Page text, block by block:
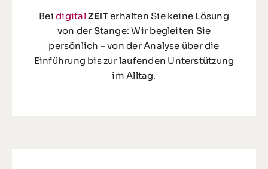
Beidigital ZEITerhalten Sie keine Lösung
von der Stange: Wir begleiten Sie
persönlich – von der Analyse über die
Einführung bis zur laufenden Unterstützung
im Alltag.